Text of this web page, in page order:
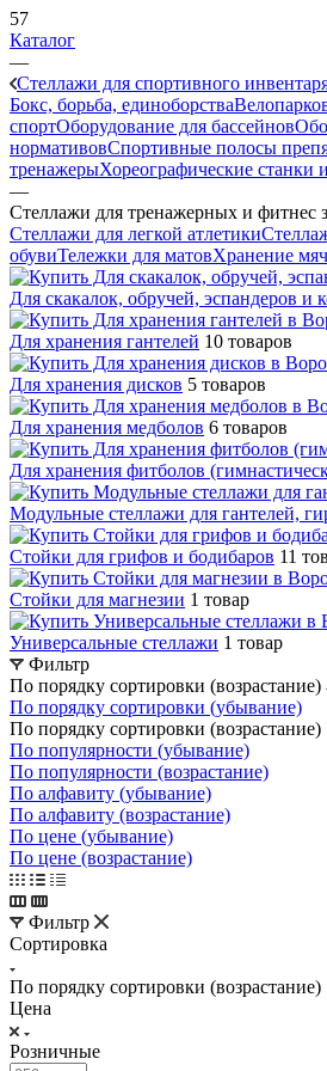
57
Каталог
—
Стеллажи для спортивного
Бокс, борьба, единоборства
спортОборудование для бассейнов
нормативовСпортивные полосы
тренажерыХореографические станки
—
Стеллажи для тренажерных и фитнес
Стеллажи для легкой атлетики
обувиТележки для матовХранение
Для скакалок, обручей, эспандеров и
Для хранения гантелей 10 товаров
Для хранения дисков 5 товаров
Для хранения медболов 6 товаров
Для хранения фитболов
Модульные стеллажи для гантелей,
Стойки для грифов и бодибаров 11
Стойки для магнезии 1 товар
Универсальные стеллажи 1 товар
Фильтр
По порядку сортировки (возрастание)
По порядку сортировки (убывание)
По порядку сортировки (возрастание)
По популярности (убывание)
По популярности (возрастание)
По алфавиту (убывание)
По алфавиту (возрастание)
По цене (убывание)
По цене (возрастание)
Фильтр
Сортировка
По порядку сортировки (возрастание)
Цена
Розничные